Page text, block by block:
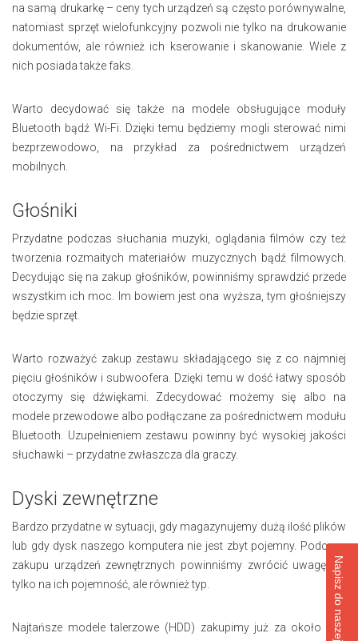
na samą drukarkę – ceny tych urządzeń są często porównywalne,
natomiast sprzęt wielofunkcyjny pozwoli nie tylko na drukowanie
dokumentów, ale również ich kserowanie i skanowanie. Wiele z
nich posiada także faks.
Warto decydować się także na modele obsługujące moduły
Bluetooth bądź Wi-Fi. Dzięki temu będziemy mogli sterować nimi
bezprzewodowo, na przykład za pośrednictwem urządzeń
mobilnych.
Głośniki
Przydatne podczas słuchania muzyki, oglądania filmów czy też
tworzenia rozmaitych materiałów muzycznych bądź filmowych.
Decydując się na zakup głośników, powinniśmy sprawdzić przede
wszystkim ich moc. Im bowiem jest ona wyższa, tym głośniejszy
będzie sprzęt.
Warto rozważyć zakup zestawu składającego się z co najmniej
pięciu głośników i subwoofera. Dzięki temu w dość łatwy sposób
otoczymy się dźwiękami. Zdecydować możemy się albo na
modele przewodowe albo podłączane za pośrednictwem modułu
Bluetooth. Uzupełnieniem zestawu powinny być wysokiej jakości
słuchawki – przydatne zwłaszcza dla graczy.
Dyski zewnętrzne
Bardzo przydatne w sytuacji, gdy magazynujemy dużą ilość plików
lub gdy dysk naszego komputera nie jest zbyt pojemny. Podczas
zakupu urządzeń zewnętrznych powinniśmy zwrócić uwagę nie
tylko na ich pojemność, ale również typ.
Najtańsze modele talerzowe (HDD) zakupimy już za około 200